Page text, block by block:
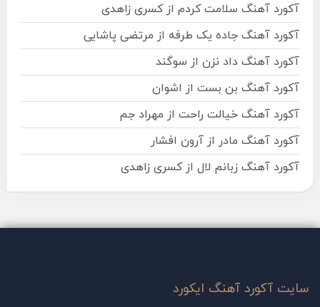
آکورد آهنگ سلامت کردم از کسری زاهدی
آکورد آهنگ جاده یک طرفه از مرتضی پاشایی
آکورد آهنگ داد نزن از سوگند
آکورد آهنگ بن بست از اشوان
آکورد آهنگ خیالت راحت از مهراد جم
آکورد آهنگ مادر از آرون افشار
آکورد آهنگ زبانم لال از کسری زاهدی
سایت آکورد آهنگ ایکورد